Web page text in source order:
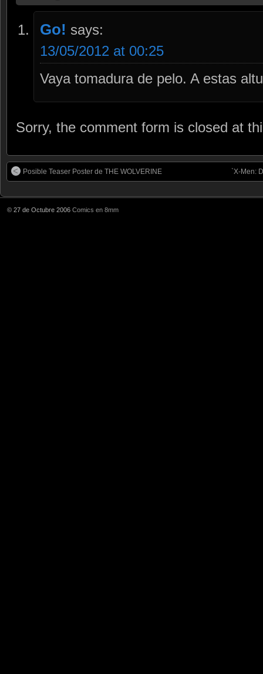
Go! says:
13/05/2012 at 00:25
Vaya tomadura de pelo. A estas
Sorry, the comment form is closed at
Posible Teaser Poster de THE WOLVERINE `X-Men:
© 27 de Octubre 2006 Comics en 8mm